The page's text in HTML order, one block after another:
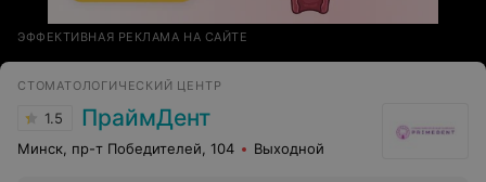
ЭФФЕКТИВНАЯ РЕКЛАМА НА САЙТЕ
СТОМАТОЛОГИЧЕСКИЙ ЦЕНТР
1.5 ПраймДент
Минск, пр-т Победителей, 104 Выходной